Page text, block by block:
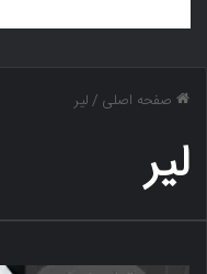
صفحه اصلی /لیر
لیر